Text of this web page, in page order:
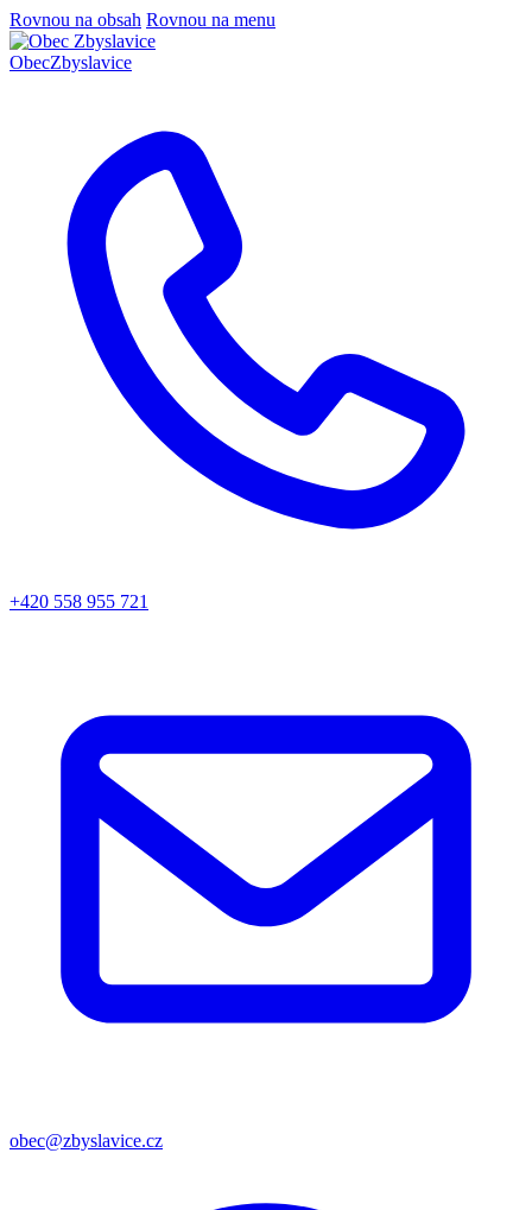
Rovnou na obsah Rovnou na menu
ObecZbyslavice
+420 558 955 721
obec@zbyslavice.cz